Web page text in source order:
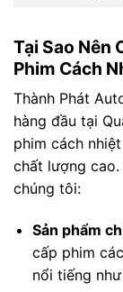
Tại Sao Nên
Phim Cách
Thành Phát
hàng đầu tại
phim cách
chất lượng
chúng tôi:
Sản phẩm
cấp phim
nổi tiếng